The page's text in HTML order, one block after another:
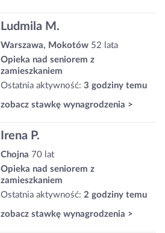
Ludmila M.
Warszawa, Mokotów 52 lata
Opieka nad seniorem z
zamieszkaniem
Ostatnia aktywność: 3 godziny temu
zobacz stawkę wynagrodzenia >
Irena P.
Chojna 70 lat
Opieka nad seniorem z
zamieszkaniem
Ostatnia aktywność: 2 godziny temu
zobacz stawkę wynagrodzenia >